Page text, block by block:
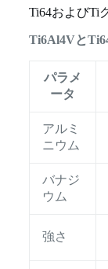
Ti64およびTi
Ti6Al4Vと
パラメ
ータ
アルミ
ニウム
バナジ
ウム
強さ